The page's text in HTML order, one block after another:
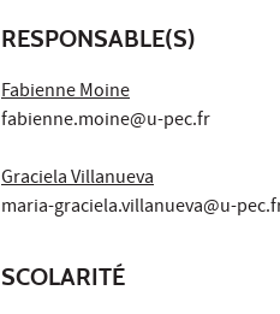
RESPONSABLE(S)
Fabienne Moine
fabienne.moine@u-pec.fr
Graciela Villanueva
maria-graciela.villanueva@u-
SCOLARITÉ